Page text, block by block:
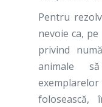
Pentru
nevoie ca,
privind
animale
folosească,